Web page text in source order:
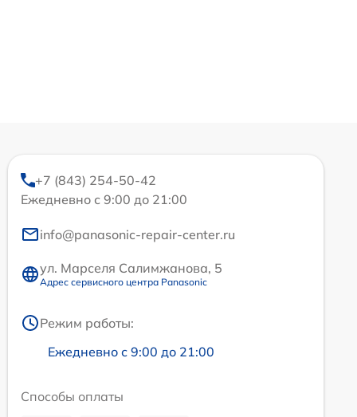
+7 (843) 254-50-42
Ежедневно с 9:00 до 21:00
info@panasonic-repair-center.ru
ул. Марселя Салимжанова, 5
Адрес сервисного центра Panasonic
Режим работы:
Ежедневно с 9:00 до 21:00
Способы оплаты